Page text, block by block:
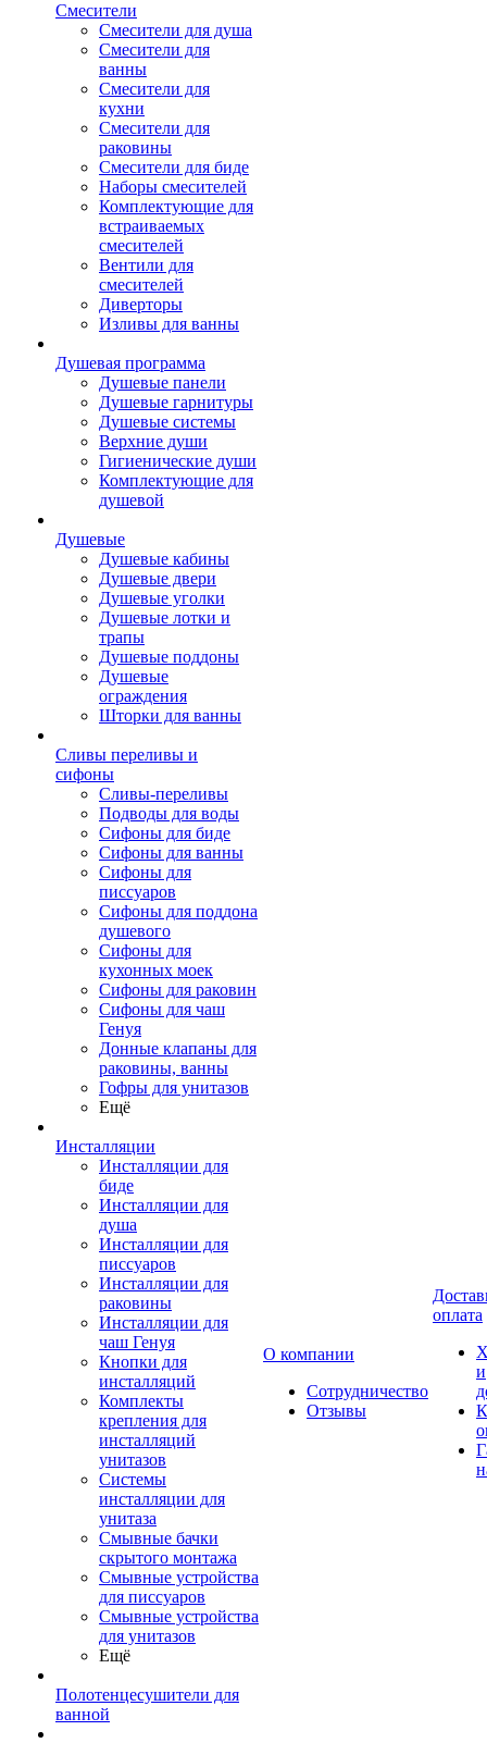
Смесители
Смесители для душа
Смесители для
ванны
Смесители для
кухни
Смесители для
раковины
Смесители для биде
Наборы смесителей
Комплектующие для
встраиваемых
смесителей
Вентили для
смесителей
Диверторы
Изливы для ванны
Душевая программа
Душевые панели
Душевые гарнитуры
Душевые системы
Верхние души
Гигиенические души
Комплектующие для
душевой
Душевые
Душевые кабины
Душевые двери
Душевые уголки
Душевые лотки и
трапы
Душевые поддоны
Душевые
ограждения
Шторки для ванны
Сливы переливы и
сифоны
Сливы-переливы
Подводы для воды
Сифоны для биде
Сифоны для ванны
Сифоны для
писсуаров
Сифоны для поддона
душевого
Сифоны для
кухонных моек
Сифоны для раковин
Сифоны для чаш
Генуя
Донные клапаны для
раковины, ванны
Гофры для унитазов
Ещё
Инсталляции
Инсталляции для
биде
Инсталляции для
душа
Инсталляции для
писсуаров
Инсталляции для
раковины
Инсталляции для
чаш Генуя
Кнопки для
инсталляций
Комплекты
крепления для
инсталляций
унитазов
Системы
инсталляции для
унитаза
Смывные бачки
скрытого монтажа
Смывные устройства
для писсуаров
Смывные устройства
для унитазов
Ещё
Полотенцесушители для
ванной
О компании
Сотрудничество
Отзывы
оплата
и